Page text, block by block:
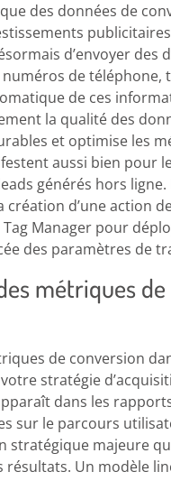
des données de
d’envoyer des
numéros de
de ces
la qualité des
et optimise les
aussi bien pour
générés hors
création d’une action
Tag Manager pour
des paramètres de
métriques de
de conversion
stratégie
dans les
sur le parcours
stratégique majeure
résultats. Un modèle